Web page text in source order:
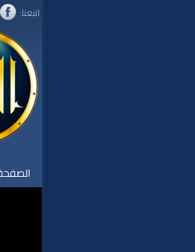
اتبعنا: